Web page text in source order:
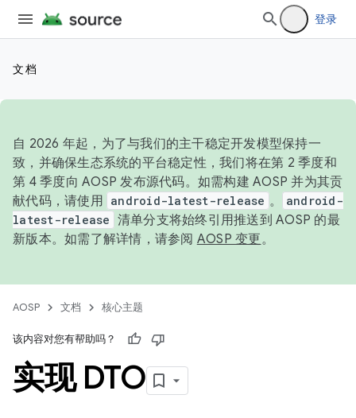
登录
文档
自 2026 年起，为了与我们的主干稳定开发模型保持一
致，并确保生态系统的平台稳定性，我们将在第 2 季度和
第 4 季度向 AOSP 发布源代码。如需构建 AOSP 并为其贡
献代码，请使用 android-latest-release 。
android-
latest-release 清单分支将始终引用推送到 AOSP 的最
新版本。如需了解详情，请参阅 AOSP 变更。
AOSP 文档 核心主题
该内容对您有帮助吗？
实现 DTO